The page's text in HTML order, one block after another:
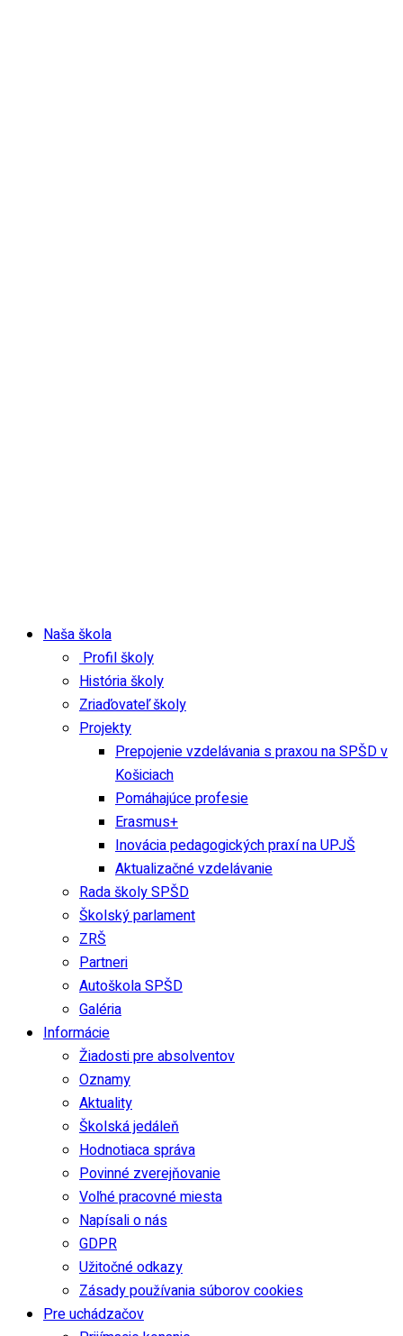
Naša škola
Profil školy
História školy
Zriaďovateľ školy
Projekty
Prepojenie vzdelávania s praxou na SPŠD v
Košiciach
Pomáhajúce profesie
Erasmus+
Inovácia pedagogických praxí na UPJŠ
Aktualizačné vzdelávanie
Rada školy SPŠD
Školský parlament
ZRŠ
Partneri
Autoškola SPŠD
Galéria
Informácie
Žiadosti pre absolventov
Oznamy
Aktuality
Školská jedáleň
Hodnotiaca správa
Povinné zverejňovanie
Voľné pracovné miesta
Napísali o nás
GDPR
Užitočné odkazy
Zásady používania súborov cookies
Pre uchádzačov